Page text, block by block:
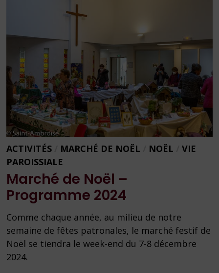
ACTIVITÉS MARCHÉ DE NOËL NOËL /VIE
PAROISSIALE
Marché de Noël –
Programme 2024
Comme chaque année, au milieu de notre
semaine de fêtes patronales, le marché festif de
Noël se tiendra le week-end du 7-8 décembre
2024.